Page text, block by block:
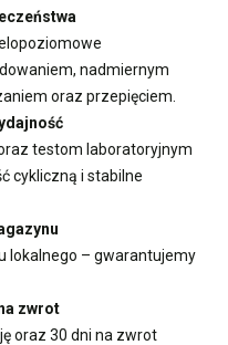
nadmiernym
oraz przepięciem.
testom laboratoryjnym
cykliczną i stabilne
lokalnego – gwarantujemy
zwrot
oraz 30 dni na zwrot